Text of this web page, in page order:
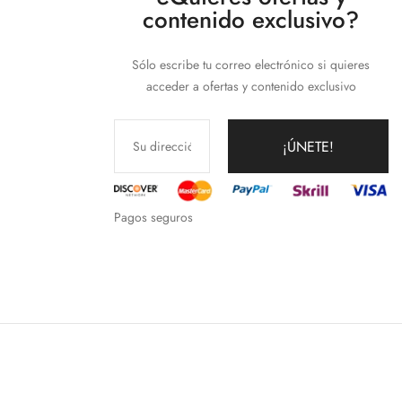
contenido exclusivo?
Sólo escribe tu correo electrónico si quieres
acceder a ofertas y contenido exclusivo
¡ÚNETE!
Pagos seguros